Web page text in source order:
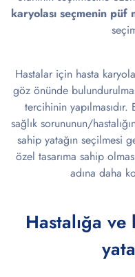
karyolası seçmenin püf
Hastalar için hasta
göz önünde
tercihinin yapılmasıdır.
sağlık sorununun/
sahip yatağın seçilmesi
özel tasarıma sahip
adına daha
Hastalığa